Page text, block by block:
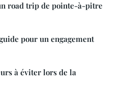
road trip de pointe-à-pitre
pour un engagement
à éviter lors de la